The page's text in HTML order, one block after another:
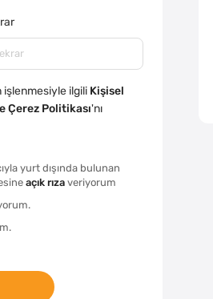
işlenmesiyle ilgili Kişisel
Çerez Politikası'nı
yurt dışında bulunan
açık rızaveriyorum